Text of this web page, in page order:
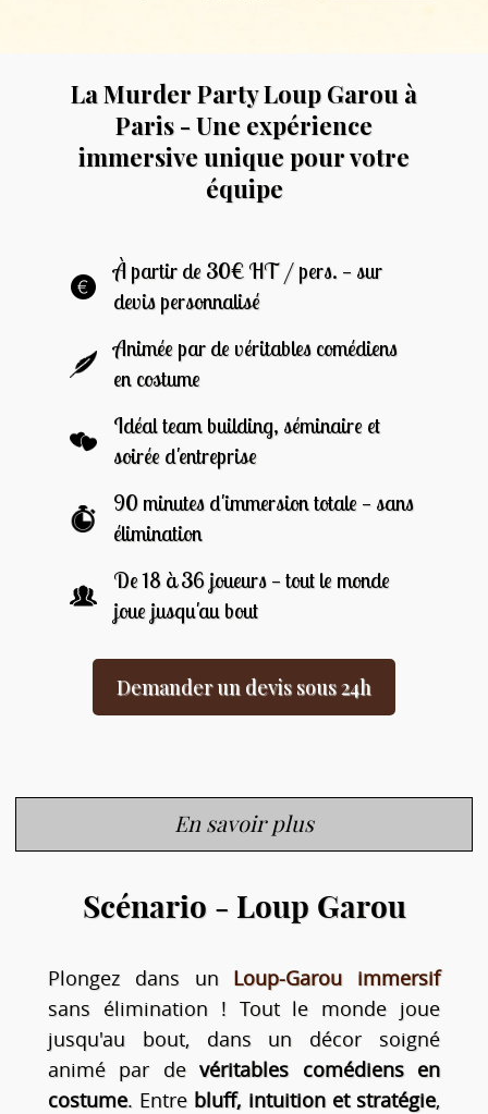
La Murder Party Loup Garou à
Paris - Une expérience
immersive unique pour votre
équipe
À partir de 30€ HT / pers. — sur
devis personnalisé
Animée par de véritables comédiens
en costume
Idéal team building, séminaire et
soirée d'entreprise
90 minutes d'immersion totale — sans
élimination
De 18 à 36 joueurs — tout le monde
joue jusqu'au bout
Demander un devis sous 24h
En savoir plus
Scénario - Loup Garou
Plongez dans un Loup-Garou immersif
sans élimination ! Tout le monde joue
jusqu'au bout, dans un décor soigné
animé par devéritables comédiens en
costume. Entre bluff, intuition et stratégie,